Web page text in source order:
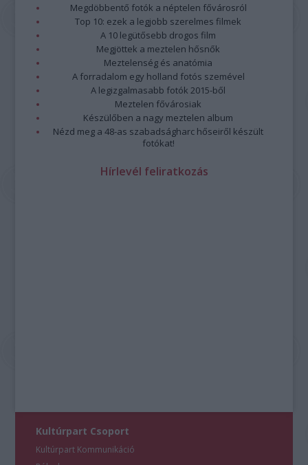
Megdöbbentő fotók a néptelen fővárosról
Top 10: ezek a legjobb szerelmes filmek
A 10 legütősebb drogos film
Megjöttek a meztelen hősnők
Meztelenség és anatómia
A forradalom egy holland fotós szemével
A legizgalmasabb fotók 2015-ből
Meztelen fővárosiak
Készülőben a nagy meztelen album
Nézd meg a 48-as szabadságharc hőseiről készült
fotókat!
Hírlevél feliratkozás
Kultúrpart Csoport
Kultúrpart Kommunikáció